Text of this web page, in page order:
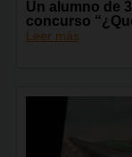
Un alumno de
concurso
Leer más